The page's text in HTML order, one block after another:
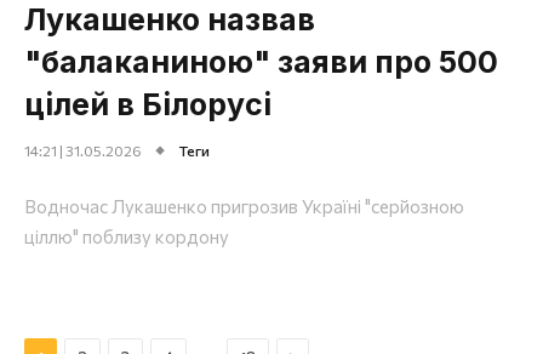
Лукашенко назвав
"балаканиною" заяви про 500
цілей в Білорусі
14:21 | 31.05.2026 Теги
Водночас Лукашенко пригрозив Україні "серйозною
ціллю" поблизу кордону